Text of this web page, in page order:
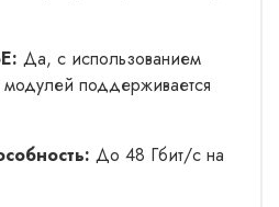
Да, с использованием
модулей поддерживается
До 48 Гбит/с на